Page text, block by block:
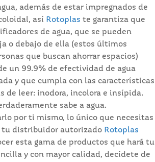
además de estar impregnados de
así Rotoplas te garantiza que
de agua, que se pueden
o debajo de ella (estos últimos
que buscan ahorrar espacios)
un 99.9% de efectividad de agua
y que cumpla con las características
de leer: inodora, incolora e insípida.
sabe a agua.
por ti mismo, lo único que necesitas
tu distribuidor autorizado Rotoplas
esta gama de productos que hará tu
y con mayor calidad, decídete de